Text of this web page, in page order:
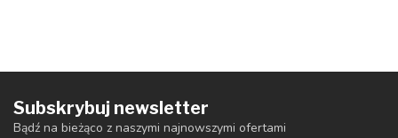
Subskrybuj newsletter
Bądź na bieżąco z naszymi najnowszymi ofertami